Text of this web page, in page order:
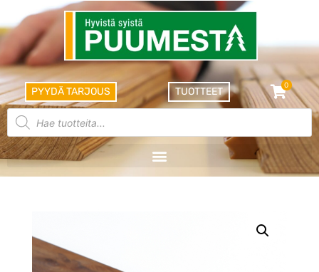
PYYDÄ TARJOUS TUOTTEET
0